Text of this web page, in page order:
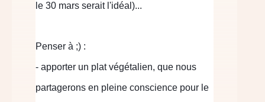
le 30 mars serait l'idéal)...
Penser à ;) :
- apporter un plat végétalien, que nous
partagerons en pleine conscience pour le